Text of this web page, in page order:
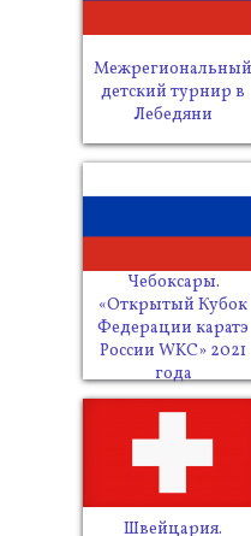
Межрегиональный
детский турнир в
Лебедяни
Чебоксары.
«Открытый Кубок
Федерации каратэ
России WKC» 2021
года
Швейцария.